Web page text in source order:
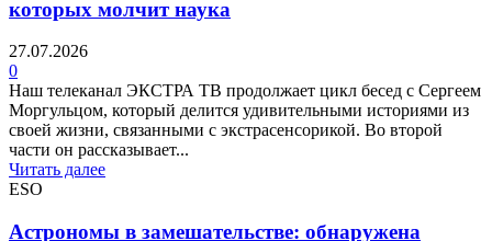
которых молчит наука
27.07.2026
0
Наш телеканал ЭКСТРА ТВ продолжает цикл бесед с Сергеем
Моргульцом, который делится удивительными историями из
своей жизни, связанными с экстрасенсорикой. Во второй
части он рассказывает...
Читать далее
ESO
Астрономы в замешательстве: обнаружена